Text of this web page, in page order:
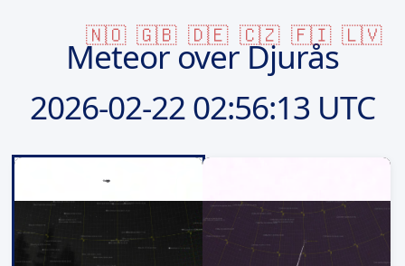
🇳🇴 🇬🇧 🇩🇪 🇨🇿 🇫🇮 🇱🇻
Meteor over Djurås
2026-02-2202:56:13 UTC